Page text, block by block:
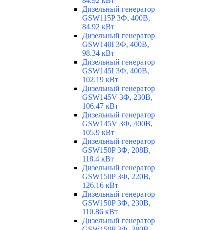
Дизельный генератор
GSW115P 3Ф, 400В,
84.92 кВт
Дизельный генератор
GSW140I 3Ф, 400В,
98.34 кВт
Дизельный генератор
GSW145I 3Ф, 400В,
102.19 кВт
Дизельный генератор
GSW145V 3Ф, 230В,
106.47 кВт
Дизельный генератор
GSW145V 3Ф, 400В,
105.9 кВт
Дизельный генератор
GSW150P 3Ф, 208В,
118.4 кВт
Дизельный генератор
GSW150P 3Ф, 220В,
126.16 кВт
Дизельный генератор
GSW150P 3Ф, 230В,
110.86 кВт
Дизельный генератор